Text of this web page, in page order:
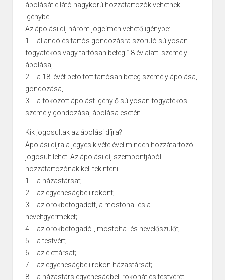
ápolását ellátó nagykorú hozzátartozók vehetnek
igénybe.
Az ápolási díj három jogcímen vehető igénybe:
1. állandó és tartós gondozásra szoruló súlyosan
fogyatékos vagy tartósan beteg 18 év alatti személy
ápolása,
2. a 18. évét betöltött tartósan beteg személy ápolása,
gondozása,
3. a fokozott ápolást igénylő súlyosan fogyatékos
személy gondozása, ápolása esetén.
Kik jogosultak az ápolási díjra?
Ápolási díjra a jegyes kivételével minden hozzátartozó
jogosult lehet. Az ápolási díj szempontjából
hozzátartozónak kell tekinteni
1. a házastársat;
2. az egyeneságbeli rokont;
3. az örökbefogadott, a mostoha- és a
neveltgyermeket;
4. az örökbefogadó-, mostoha- és nevelőszülőt;
5. a testvért;
6. az élettársat;
7. az egyeneságbeli rokon házastársát;
8. a házastárs egyeneságbeli rokonát és testvérét,